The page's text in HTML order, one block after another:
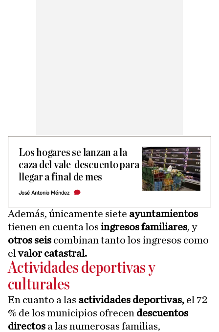
Los hogares se lanzan a la
caza del vale-descuento para
llegar a final de mes
José Antonio Méndez
Además, únicamente siete ayuntamientos
tienen en cuenta los ingresos familiares, y
otros seis combinan tanto los ingresos como
el valor catastral.
Actividades deportivas y
culturales
En cuanto a las actividades deportivas, el 72
% de los municipios ofrecen descuentos
directos a las numerosas familias,